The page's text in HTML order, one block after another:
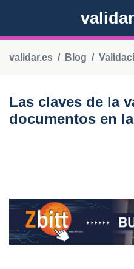
validar.es Blog
Las claves de la
documentos en